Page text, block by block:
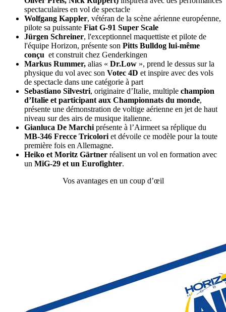
spectaculaires en vol de spectacle
Wolfgang Kappler, vétéran de la scène aérienne européenne,
pilote sa puissante Fiat G-91 Super Scale
Jürgen Schreiner, l'exceptionnel maquettiste et pilote de
l'équipe Horizon, présente son Pitts Bulldog lui-même
conçu et construit chez Genderkingen
Markus Rummer, alias « Dr.Low », prend le dessus sur la
physique du vol avec son Votec 4D et inspire avec des vols
de spectacle dans une catégorie à part
Sebastiano Silvestri, originaire d’Italie, multiple champion
d’Italie et participant aux Championnats du monde,
présente une démonstration de voltige aérienne en jet de haut
niveau sur des airs de musique italienne.
Gianluca De Marchi présente à l’Airmeet sa réplique du
MB-346 Frecce Tricolori et dévoile ce modèle pour la toute
première fois en Allemagne.
Heiko et Moritz Gärtner réalisent un vol en formation avec
un MiG-29 et un Eurofighter.
Vos avantages en un coup d’œil